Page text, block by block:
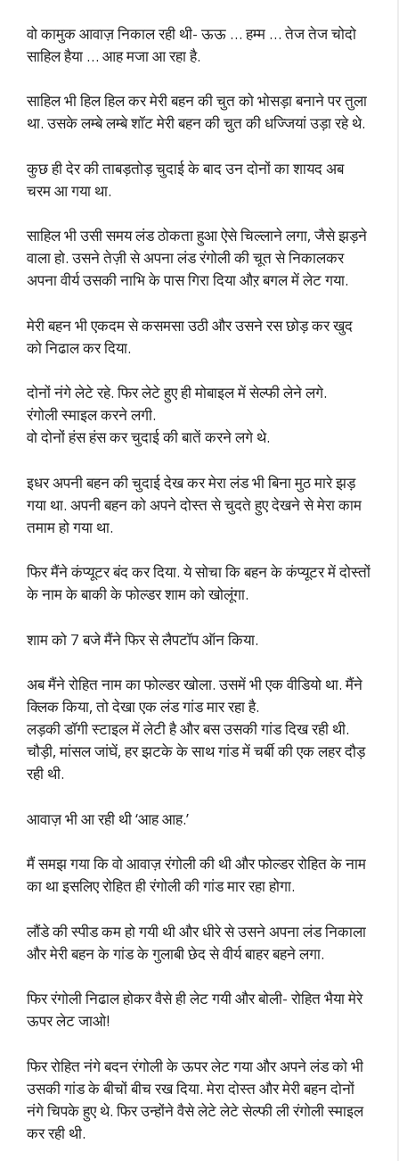
वो कामुक आवाज़ निकाल रही थी- ऊऊ … हम्म … तेज तेज चोदो
साहिल हैया … आह मजा आ रहा है.
साहिल भी हिल हिल कर मेरी बहन की चुत को भोसड़ा बनाने पर तुला
था. उसके लम्बे लम्बे शॉट मेरी बहन की चुत की धज्जियां उड़ा रहे थे.
कुछ ही देर की ताबड़तोड़ चुदाई के बाद उन दोनों का शायद अब
चरम आ गया था.
साहिल भी उसी समय लंड ठोकता हुआ ऐसे चिल्लाने लगा, जैसे झड़ने
वाला हो. उसने तेज़ी से अपना लंड रंगोली की चूत से निकालकर
अपना वीर्य उसकी नाभि के पास गिरा दिया औऱ बगल में लेट गया.
मेरी बहन भी एकदम से कसमसा उठी और उसने रस छोड़ कर खुद
को निढाल कर दिया.
दोनों नंगे लेटे रहे. फिर लेटे हुए ही मोबाइल में सेल्फी लेने लगे.
रंगोली स्माइल करने लगी.
वो दोनों हंस हंस कर चुदाई की बातें करने लगे थे.
इधर अपनी बहन की चुदाई देख कर मेरा लंड भी बिना मुठ मारे झड़
गया था. अपनी बहन को अपने दोस्त से चुदते हुए देखने से मेरा काम
तमाम हो गया था.
फिर मैंने कंप्यूटर बंद कर दिया. ये सोचा कि बहन के कंप्यूटर में दोस्तों
के नाम के बाकी के फोल्डर शाम को खोलूंगा.
शाम को 7 बजे मैंने फिर से लैपटॉप ऑन किया.
अब मैंने रोहित नाम का फोल्डर खोला. उसमें भी एक वीडियो था. मैंने
क्लिक किया, तो देखा एक लंड गांड मार रहा है.
लड़की डॉगी स्टाइल में लेटी है और बस उसकी गांड दिख रही थी.
चौड़ी, मांसल जांघें, हर झटके के साथ गांड में चर्बी की एक लहर दौड़
रही थी.
आवाज़ भी आ रही थी ‘आह आह.’
मैं समझ गया कि वो आवाज़ रंगोली की थी और फोल्डर रोहित के नाम
का था इसलिए रोहित ही रंगोली की गांड मार रहा होगा.
लौंडे की स्पीड कम हो गयी थी और धीरे से उसने अपना लंड निकाला
और मेरी बहन के गांड के गुलाबी छेद से वीर्य बाहर बहने लगा.
फिर रंगोली निढाल होकर वैसे ही लेट गयी और बोली- रोहित भैया मेरे
ऊपर लेट जाओ!
फिर रोहित नंगे बदन रंगोली के ऊपर लेट गया और अपने लंड को भी
उसकी गांड के बीचों बीच रख दिया. मेरा दोस्त और मेरी बहन दोनों
नंगे चिपके हुए थे. फिर उन्होंने वैसे लेटे लेटे सेल्फी ली रंगोली स्माइल
कर रही थी.